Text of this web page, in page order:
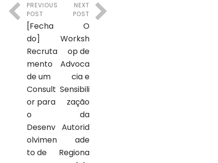
PREVIOUS
POST
[Fecha
do]
Recruta
mento
de um
Consult
or para
o
Desenv
olvimen
to de
NEXT
POST
O
Worksh
op de
Advoca
cia e
Sensibili
zação
da
Autorid
ade
Regiona